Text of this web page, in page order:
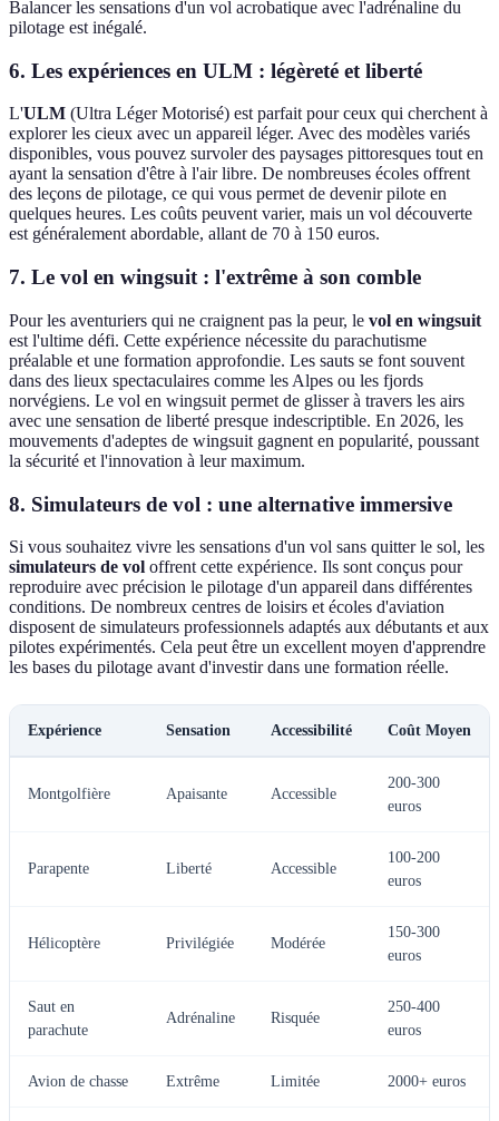
Balancer les sensations d'un vol acrobatique avec l'adrénaline du
pilotage est inégalé.
6. Les expériences en ULM : légèreté et liberté
L'ULM (Ultra Léger Motorisé) est parfait pour ceux qui cherchent à
explorer les cieux avec un appareil léger. Avec des modèles variés
disponibles, vous pouvez survoler des paysages pittoresques tout en
ayant la sensation d'être à l'air libre. De nombreuses écoles offrent
des leçons de pilotage, ce qui vous permet de devenir pilote en
quelques heures. Les coûts peuvent varier, mais un vol découverte
est généralement abordable, allant de 70 à 150 euros.
7. Le vol en wingsuit : l'extrême à son comble
Pour les aventuriers qui ne craignent pas la peur, le vol en wingsuit
est l'ultime défi. Cette expérience nécessite du parachutisme
préalable et une formation approfondie. Les sauts se font souvent
dans des lieux spectaculaires comme les Alpes ou les fjords
norvégiens. Le vol en wingsuit permet de glisser à travers les airs
avec une sensation de liberté presque indescriptible. En 2026, les
mouvements d'adeptes de wingsuit gagnent en popularité, poussant
la sécurité et l'innovation à leur maximum.
8. Simulateurs de vol : une alternative immersive
Si vous souhaitez vivre les sensations d'un vol sans quitter le sol, les
simulateurs de vol offrent cette expérience. Ils sont conçus pour
reproduire avec précision le pilotage d'un appareil dans différentes
conditions. De nombreux centres de loisirs et écoles d'aviation
disposent de simulateurs professionnels adaptés aux débutants et aux
pilotes expérimentés. Cela peut être un excellent moyen d'apprendre
les bases du pilotage avant d'investir dans une formation réelle.
Expérience Sensation Accessibilité Coût Moyen
Montgolfière Apaisante Accessible
200-300
euros
Parapente Liberté Accessible
100-200
euros
Hélicoptère Privilégiée Modérée
150-300
euros
Saut en
parachute
Adrénaline Risquée
250-400
euros
Avion de chasse Extrême Limitée 2000+ euros